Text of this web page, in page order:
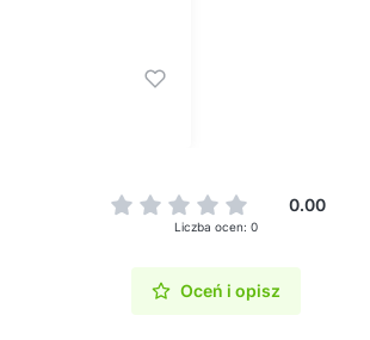
0.00
Liczba ocen: 0
Oceń i opisz